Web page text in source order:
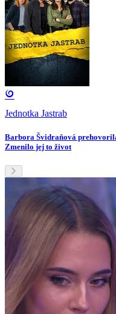
Jednotka Jastrab
Barbora Švidraňová
Zmenilo jej to život